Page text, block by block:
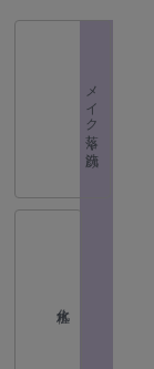
メイク落し・洗顔